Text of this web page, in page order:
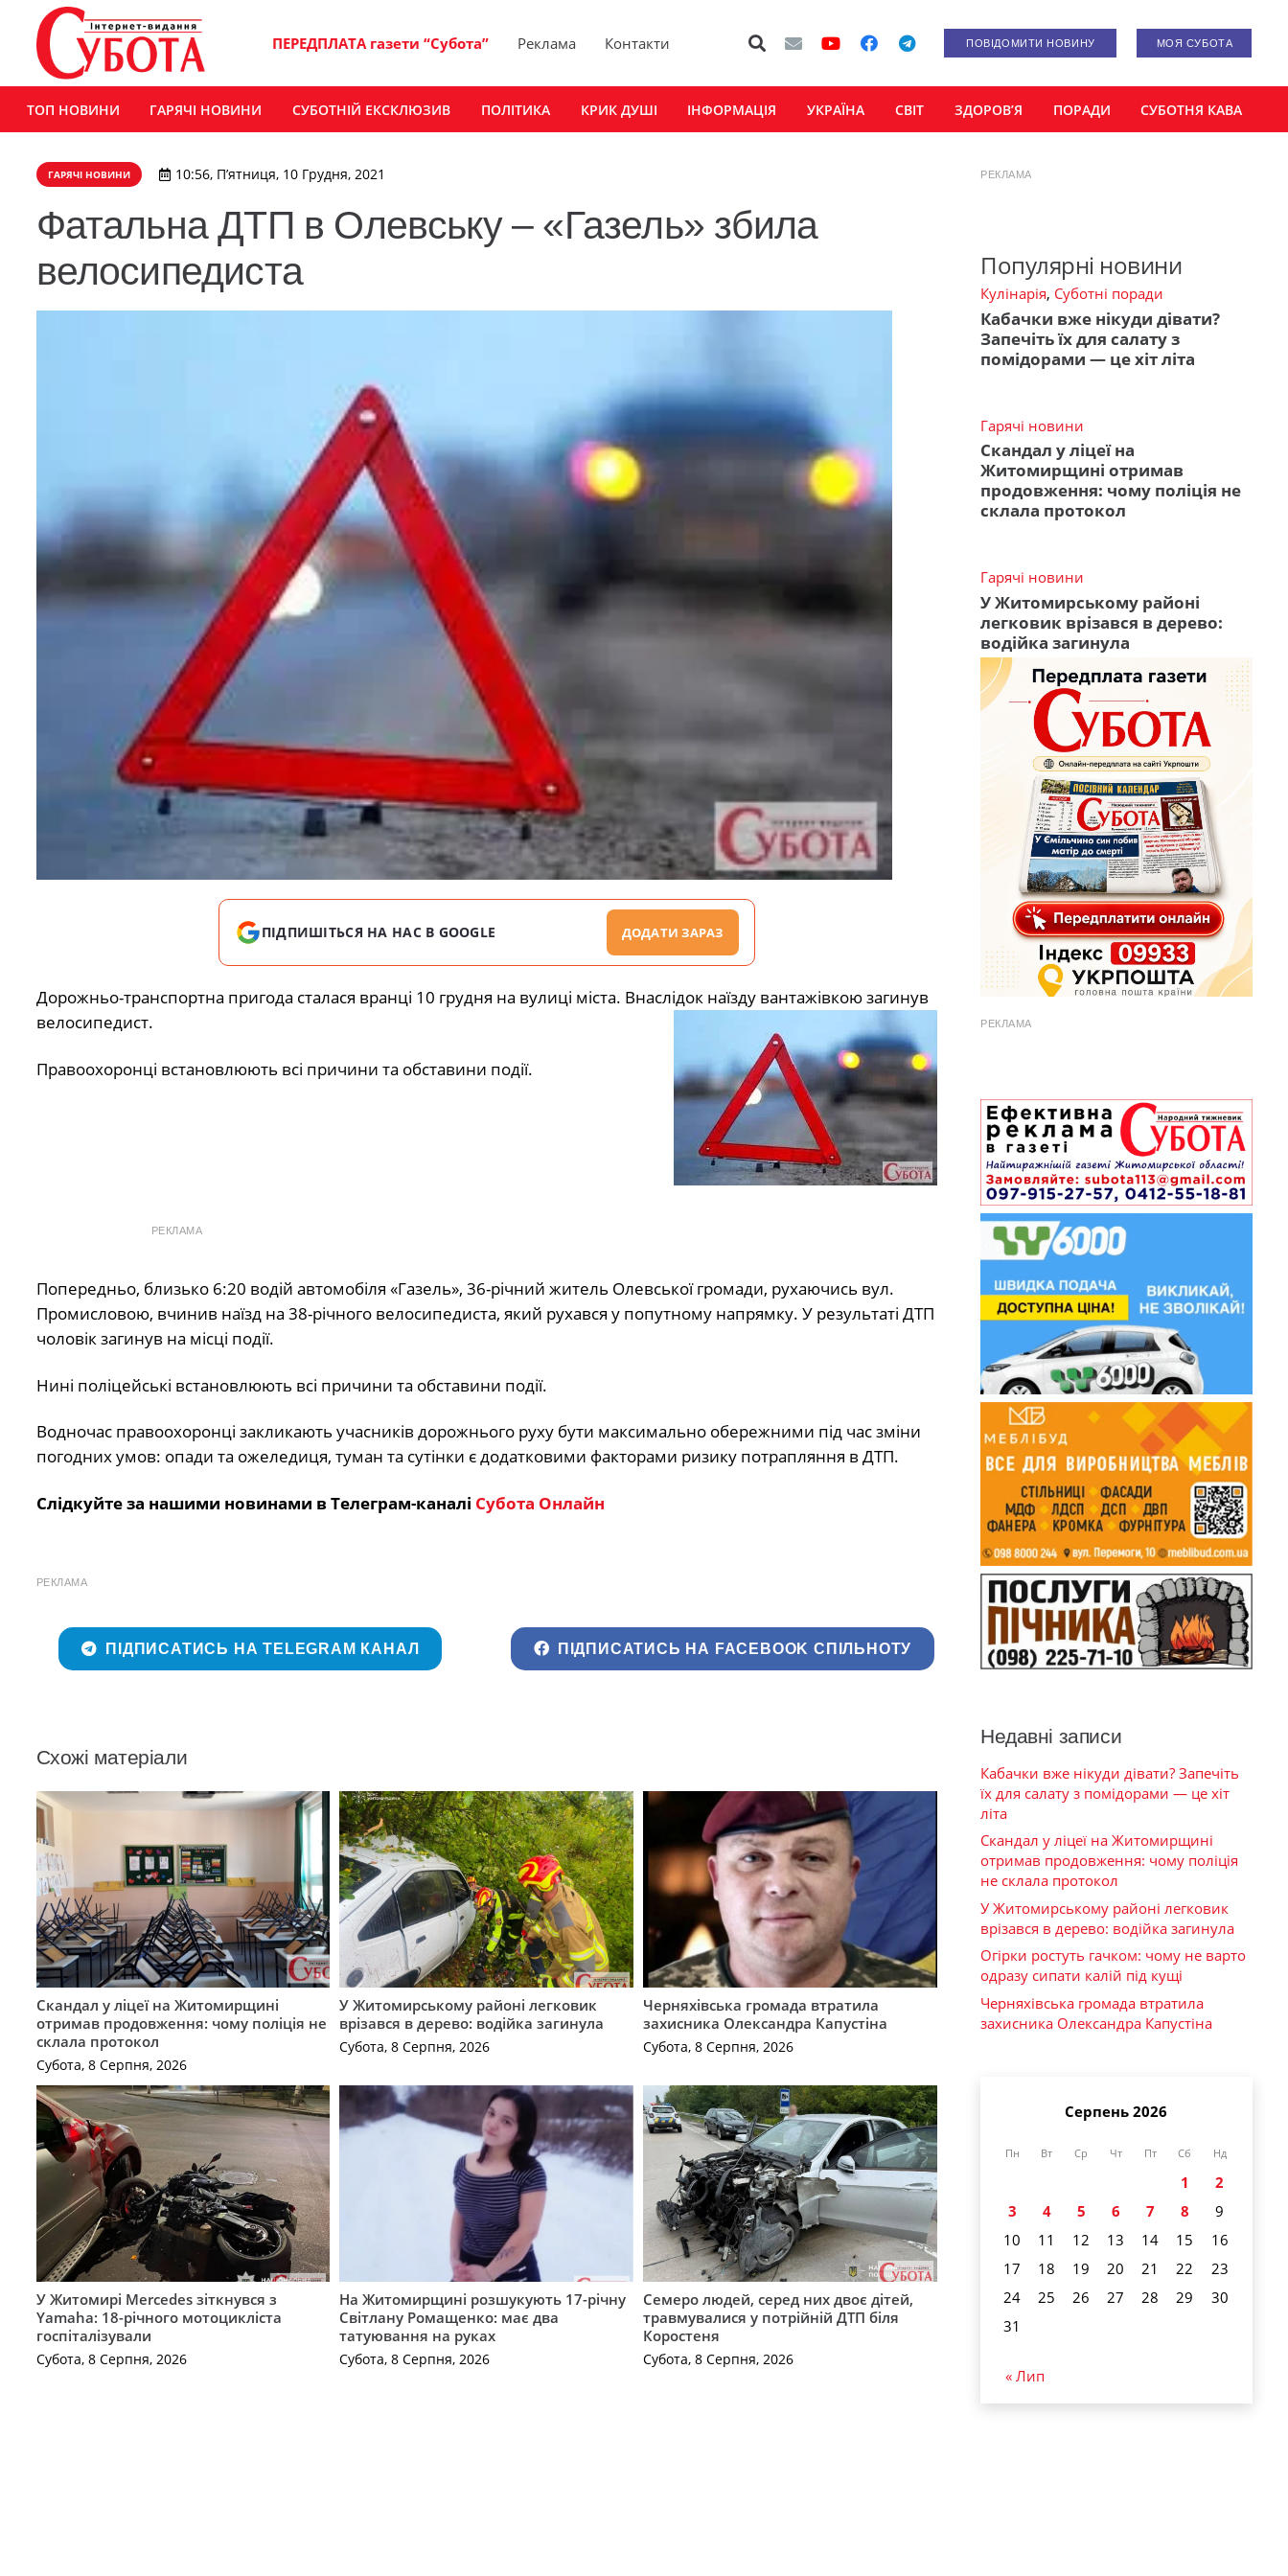
ПЕРЕДПЛАТА газети “Субота” Реклама Контакти ПОВІДОМИТИ НОВИНУ МОЯ СУБОТА
ТОП НОВИНИ ГАРЯЧІ НОВИНИ СУБОТНІЙ ЕКСКЛЮЗИВ ПОЛІТИКА КРИК ДУШІ ІНФОРМАЦІЯ УКРАЇНА СВІТ ЗДОРОВ’Я ПОРАДИ СУБОТНЯ КАВА
ГАРЯЧІ НОВИНИ 10:56, П’ятниця, 10 Грудня, 2021
Фатальна ДТП в Олевську – «Газель» збила
велосипедиста
ПІДПИШІТЬСЯ НА НАС В GOOGLE ДОДАТИ ЗАРАЗ
Дорожньо-транспортна пригода сталася вранці 10 грудня на вулиці міста. Внаслідок наїзду вантажівкою загинув
велосипедист.
Правоохоронці встановлюють всі причини та обставини події.
РЕКЛАМА
Попередньо, близько 6:20 водій автомобіля «Газель», 36-річний житель Олевської громади, рухаючись вул.
Промисловою, вчинив наїзд на 38-річного велосипедиста, який рухався у попутному напрямку. У результаті ДТП
чоловік загинув на місці події.
Нині поліцейські встановлюють всі причини та обставини події.
Водночас правоохоронці закликають учасників дорожнього руху бути максимально обережними під час зміни
погодних умов: опади та ожеледиця, туман та сутінки є додатковими факторами ризику потрапляння в ДТП.
Слідкуйте за нашими новинами в Телеграм-каналі Субота Онлайн
РЕКЛАМА
ПІДПИСАТИСЬ НА TELEGRAM КАНАЛ ПІДПИСАТИСЬ НА FACEBOOK СПІЛЬНОТУ
Схожі матеріали
Скандал у ліцеї на Житомирщині
отримав продовження: чому поліція не
склала протокол
Субота, 8 Серпня, 2026
У Житомирському районі легковик
врізався в дерево: водійка загинула
Субота, 8 Серпня, 2026
Черняхівська громада втратила
захисника Олександра Капустіна
Субота, 8 Серпня, 2026
У Житомирі Mercedes зіткнувся з
Yamaha: 18-річного мотоцикліста
госпіталізували
Субота, 8 Серпня, 2026
На Житомирщині розшукують 17-річну
Світлану Ромащенко: має два
татуювання на руках
Субота, 8 Серпня, 2026
Семеро людей, серед них двоє дітей,
травмувалися у потрійній ДТП біля
Коростеня
Субота, 8 Серпня, 2026
РЕКЛАМА
Популярні новини
Кулінарія, Суботні поради
Кабачки вже нікуди дівати?
Запечіть їх для салату з
помідорами — це хіт літа
Гарячі новини
Скандал у ліцеї на
Житомирщині отримав
продовження: чому поліція не
склала протокол
Гарячі новини
У Житомирському районі
легковик врізався в дерево:
водійка загинула
РЕКЛАМА
Недавні записи
Кабачки вже нікуди дівати? Запечіть
їх для салату з помідорами — це хіт
літа
Скандал у ліцеї на Житомирщині
отримав продовження: чому поліція
не склала протокол
У Житомирському районі легковик
врізався в дерево: водійка загинула
Огірки ростуть гачком: чому не варто
одразу сипати калій під кущі
Черняхівська громада втратила
захисника Олександра Капустіна
Серпень 2026
Пн Вт Ср Чт Пт Сб Нд
1
2
3
4 5 6 7 8
9
10
11 12 13 14 15
16
17
18 19 20 21 22
23
24
25 26 27 28 29
30
31
« Лип